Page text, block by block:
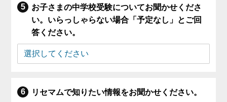
お子さまの中学校受験についてお聞かせくださ
い。いらっしゃらない場合「予定なし」とご回
答ください。
リセマムで知りたい情報をお聞かせください。